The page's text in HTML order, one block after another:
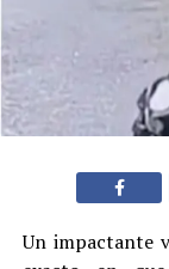
Un impactante